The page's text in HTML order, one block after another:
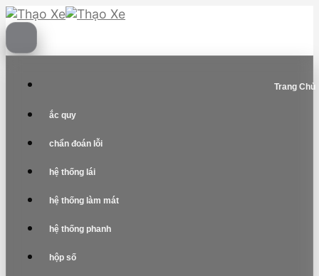
Skip
to
content
Trang Chủ
ắc quy
chẩn đoán lỗi
hệ thống lái
hệ thống làm mát
hệ thống phanh
hộp số